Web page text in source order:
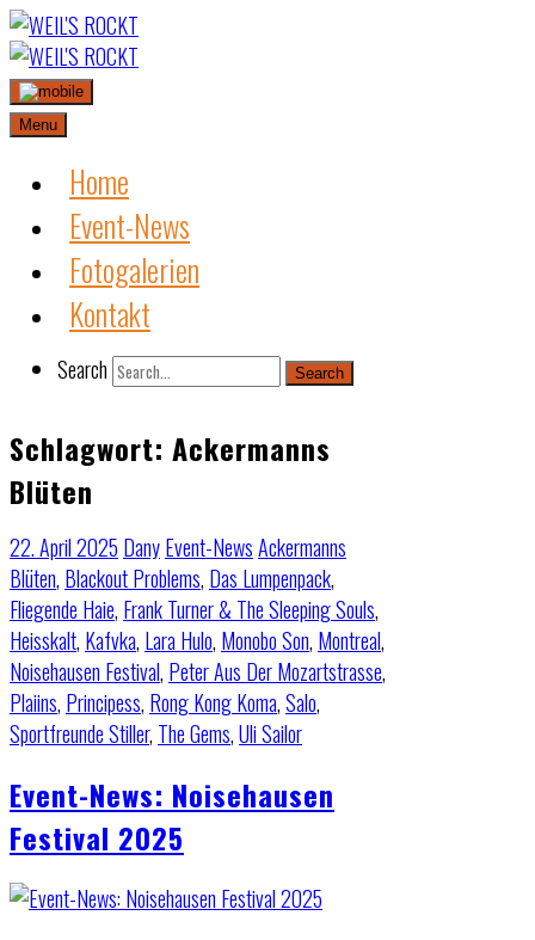
Skip
to
content
Menu
Home
Event-News
Fotogalerien
Kontakt
Search Search
Schlagwort: Ackermanns
Blüten
22. April 2025 DanyEvent-NewsAckermanns
Blüten, Blackout Problems, Das Lumpenpack,
Fliegende Haie, Frank Turner & The Sleeping Souls,
Heisskalt, Kafvka, Lara Hulo, Monobo Son, Montreal,
Noisehausen Festival, Peter Aus Der Mozartstrasse,
Plaiins, Principess, Rong Kong Koma,Salo,
Sportfreunde Stiller, The Gems,Uli Sailor
Event-News: Noisehausen
Festival 2025